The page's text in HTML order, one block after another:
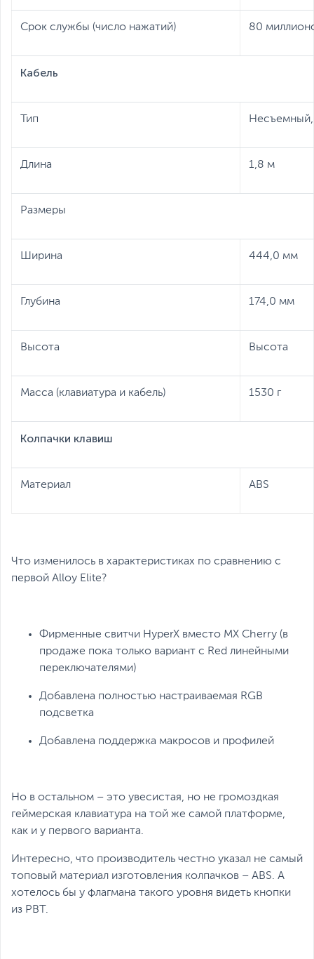
Срок службы (число нажатий) 80
Кабель
Тип Несъемный,
Длина 1,8 м
Размеры
Ширина 444,0 мм
Глубина 174,0 мм
Высота Высота
Масса (клавиатура и кабель) 1530 г
Колпачки клавиш
Материал ABS
Что изменилось в характеристиках по сравнению с
первой Alloy Elite?
Фирменные свитчи HyperX вместо MX Cherry (в
продаже пока только вариант с Red линейными
переключателями)
Добавлена полностью настраиваемая RGB
подсветка
Добавлена поддержка макросов и профилей
Но в остальном – это увесистая, но не громоздкая
геймерская клавиатура на той же самой платформе,
как и у первого варианта.
Интересно, что производитель честно указал не самый
топовый материал изготовления колпачков – ABS. А
хотелось бы у флагмана такого уровня видеть кнопки
из PBT.